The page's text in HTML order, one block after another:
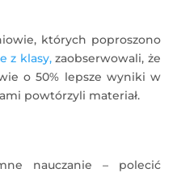
których poproszono
z klasy,zaobserwowali, że
o 50% lepsze wyniki w
powtórzyli materiał.
nauczanie – polecić